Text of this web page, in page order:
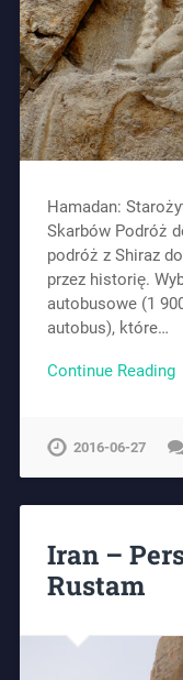
Hamadan:
Skarbów Podróż
podróż z Shiraz
przez historię.
autobusowe (1
autobus), które…
Continue Reading
2016-06-27
Iran –
Rustam